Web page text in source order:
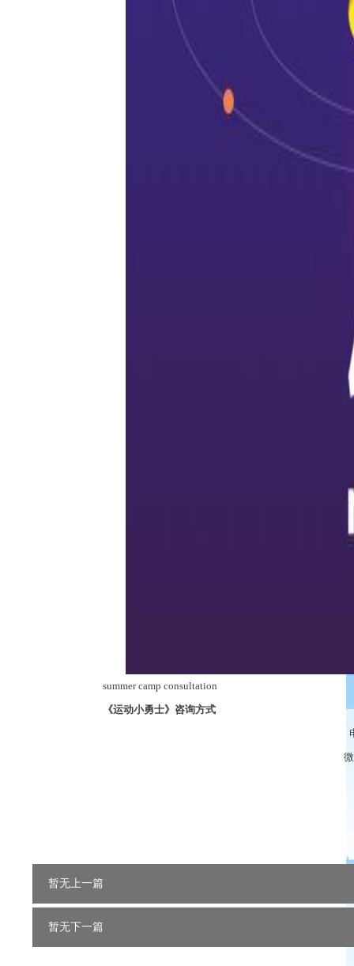
summer camp consultation
《运动小勇士》咨询方式
暂无上一篇
暂无下一篇